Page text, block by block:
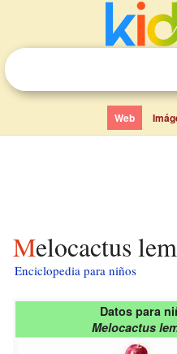
Web
Melocactus
Enciclopedia para niños
Datos para
Melocactus